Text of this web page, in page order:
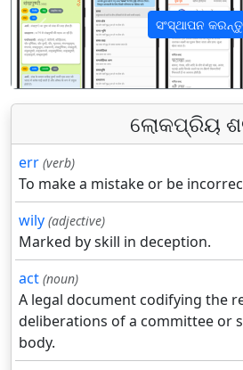
ସଂସ୍ଥାପନ କରନ୍ତୁ
पिछला
ଲୋକପ୍ରିୟ
err (verb)
To make a mistake or be
wily (adjective)
Marked by skill in deception.
act (noun)
A legal document codifying the
deliberations of a committee or
body.